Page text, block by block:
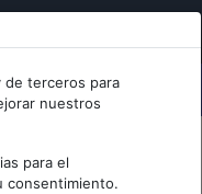
de terceros para
nuestros
para el
consentimiento.